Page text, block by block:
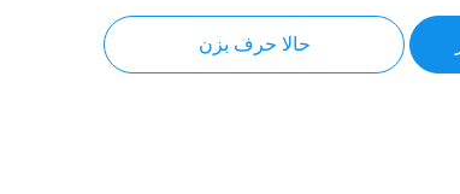
حالا حرف بزن